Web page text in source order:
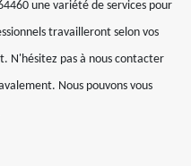
une variété de services pour
travailleront selon vos
N'hésitez pas à nous contacter
Nous pouvons vous